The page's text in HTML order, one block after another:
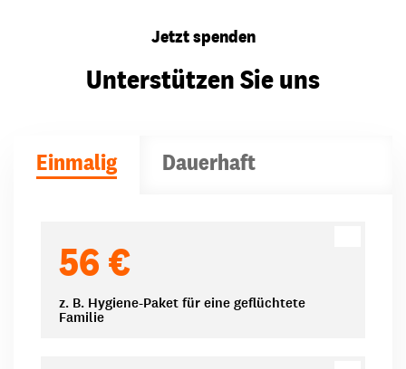
Jetzt spenden
Unterstützen Sie uns
Einmalig Dauerhaft
56 €
z. B. Hygiene-Paket für eine geflüchtete
Familie